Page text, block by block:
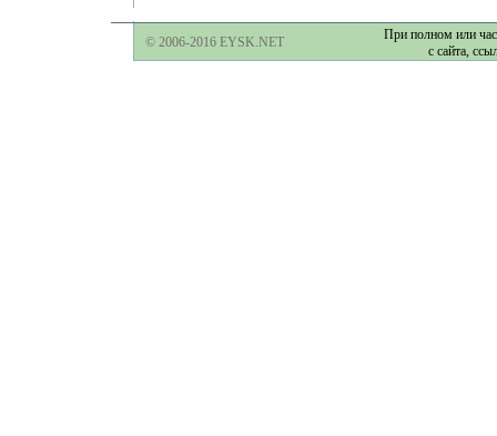
© 2006-2016 EYSK.NET
При полном или
с сайта,